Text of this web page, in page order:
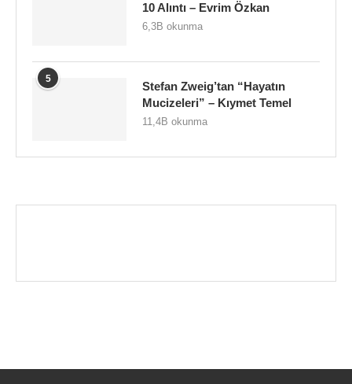
10 Alıntı – Evrim Özkan
6,3B okunma
5
Stefan Zweig’tan “Hayatın
Mucizeleri” – Kıymet Temel
11,4B okunma